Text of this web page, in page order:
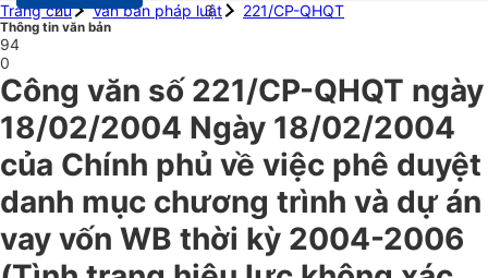
Trang chủ
Văn bản pháp luật 221/CP-QHQT
Thông tin văn bản
94
0
Công văn số 221/CP-QHQT ngày
18/02/2004 Ngày 18/02/2004
của Chính phủ về việc phê duyệt
danh mục chương trình và dự án
vay vốn WB thời kỳ 2004-2006